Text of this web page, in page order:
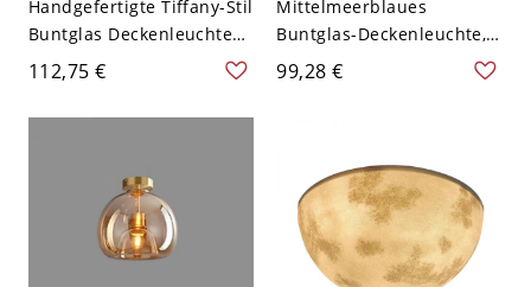
Handgefertigte Tiffany-Stil
Buntglas Deckenleuchte
halbeingelassen - 110V-
120V Gelb
112,75 €
Mittelmeerblaues
Buntglas-Deckenleuchte,
Tiffany-Stil-Deckenlampe -
110V-120V 30,48 cm
99,28 €